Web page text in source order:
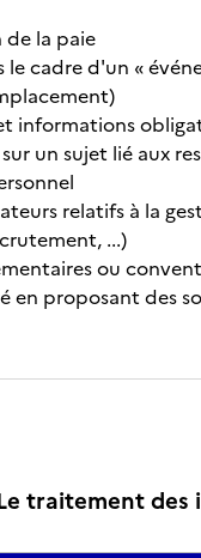
de la paie
cadre d'un «
informations
un sujet lié aux
relatifs à la
...)
ou
en proposant des
Le traitement